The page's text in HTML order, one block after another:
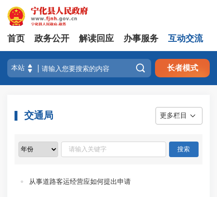
首页 政务公开 解读回应 办事服务 互动交流
 长者模式
交通局 更多栏目
从事道路客运经营应如何提出申请